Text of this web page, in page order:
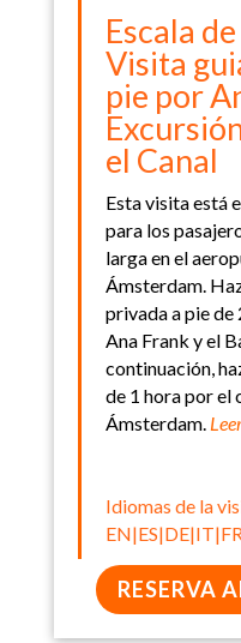
Escala
Visita
pie por
el Canal
Esta visita está
para los
larga en el
Ámsterdam.
privada a pie de
Ana Frank y el
continuación,
de 1 hora por el
Ámsterdam.
Idiomas de la
RESERVA